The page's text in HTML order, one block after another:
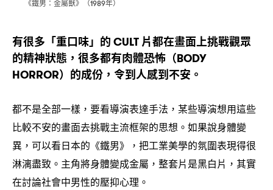
《鐵男 ： ⾦屬獸》 （1989年）
有很多「重口味」的CULT片都在畫面上挑戰觀眾
的精神狀態 ， 很多都有肉體恐怖 （BODY
HORROR） 的成份 ， 令到人感到不安。
都不是全部一樣 ， 要看導演表達手法 ， 某些導演想用這些
比較不安的畫面去挑戰主流框架的思想。如果說身體變
異 ， 可以看日本的《鐵男》 ， 把工業美學的氛圍表現得很
淋漓盡致。主角將身體變成金屬 ， 整套片是黑白片 ， 其實
在討論社會中男性的壓抑心理。